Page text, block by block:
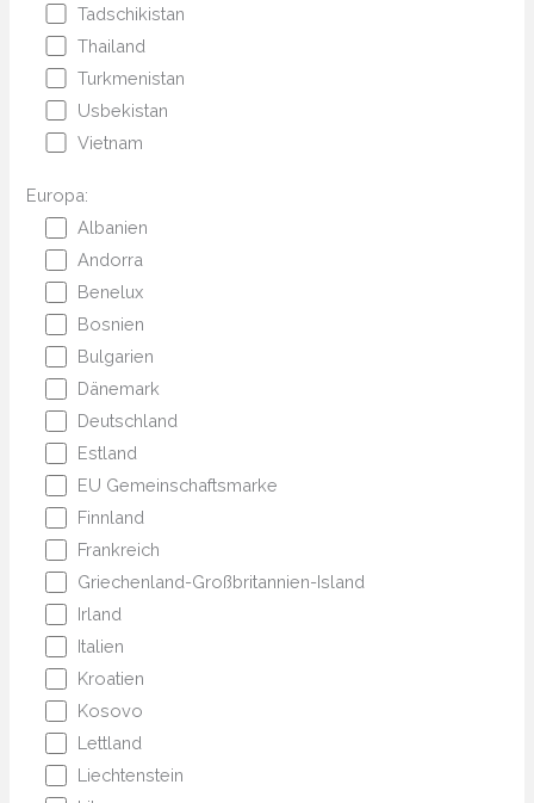
Tadschikistan
Thailand
Turkmenistan
Usbekistan
Vietnam
Europa:
Albanien
Andorra
Benelux
Bosnien
Bulgarien
Dänemark
Deutschland
Estland
EU Gemeinschaftsmarke
Finnland
Frankreich
Griechenland-Großbritannien-Island
Irland
Italien
Kroatien
Kosovo
Lettland
Liechtenstein